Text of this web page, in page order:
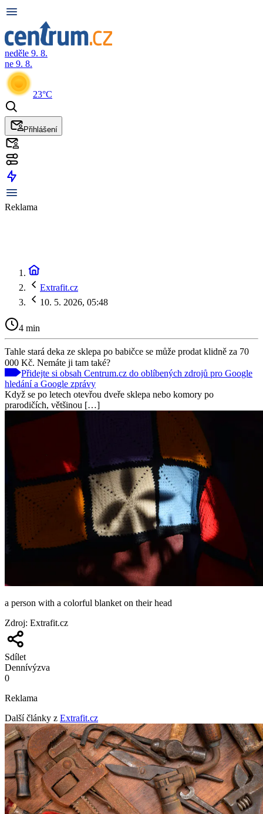
neděle 9. 8.
ne 9. 8.
23°C
Přihlášení
Reklama
Extrafit.cz
10. 5. 2026, 05:48
4 min
Tahle stará deka ze sklepa po babičce se může prodat klidně za 70
000 Kč. Nemáte ji tam také?
Přidejte si obsah Centrum.cz do oblíbených zdrojů pro Google
hledání a Google zprávy
Když se po letech otevřou dveře sklepa nebo komory po
prarodičích, většinou […]
a person with a colorful blanket on their head
Zdroj: Extrafit.cz
Sdílet
Dennívýzva
0
Reklama
Další články z Extrafit.cz